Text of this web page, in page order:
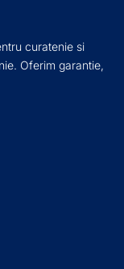
curatenie si
Oferim garantie,